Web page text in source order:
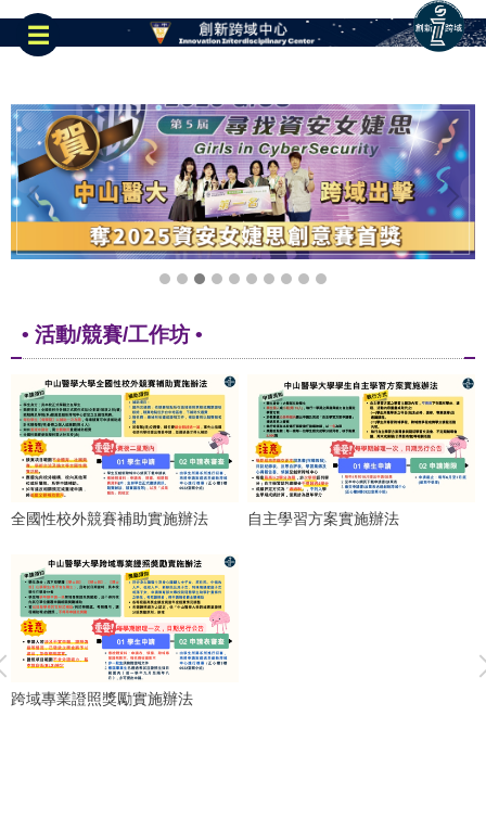
跳
主
區
☰
• 活動/競賽/工作坊 •
全國性校外競賽補助實施辦法 自主學習方案實施辦法
跨域專業證照獎勵實施辦法